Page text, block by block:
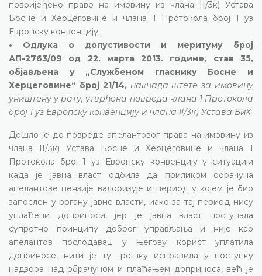
повријеђено право на имовину из члана II/3к) Устава
Босне и Херцеговине и члана 1 Протокола број 1 уз
Европску конвенцију.
• Одлука о допустивости и меритуму број
АП-2763/09 од 22. марта 2013. године, став 35,
објављена у „Службеном гласнику Босне и
Херцеговине“ број 21/14, накнада штете за имовину
уништену у рату, утврђена повреда члана 1 Протокола
број 1 уз Европску конвенцију и члана II/3к) Устава БиХ
Дошло је до повреде апелантовог права на имовину из
члана II/3к) Устава Босне и Херцеговине и члана 1
Протокола број 1 уз Европску конвенцију у ситуацији
када је јавна власт одбила да приликом обрачуна
апелантове пензије валоризује и период у којем је био
запослен у органу јавне власти, иако за тај период нису
уплаћени доприноси, јер је јавна власт поступала
супротно принципу доброг управљања и није као
апелантов послодавац у његову корист уплатила
доприносе, нити је ту грешку исправила у поступку
надзора над обрачуном и плаћањем доприноса, већ је